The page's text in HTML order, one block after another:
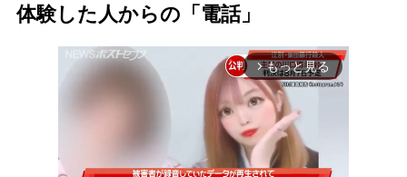
体験した人からの「電話」
arrow_forward_ios もっと見る